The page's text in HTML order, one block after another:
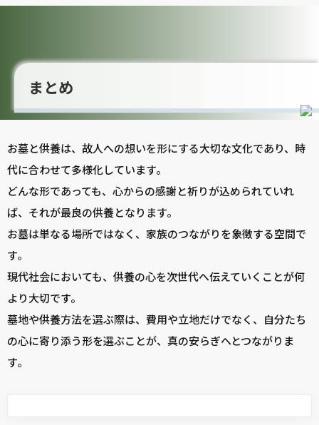
まとめ
お墓と供養は、故人への想いを形にする大切な文化であり、時
代に合わせて多様化しています。
どんな形であっても、心からの感謝と祈りが込められていれ
ば、それが最良の供養となります。
お墓は単なる場所ではなく、家族のつながりを象徴する空間で
す。
現代社会においても、供養の心を次世代へ伝えていくことが何
より大切です。
墓地や供養方法を選ぶ際は、費用や立地だけでなく、自分たち
の心に寄り添う形を選ぶことが、真の安らぎへとつながりま
す。